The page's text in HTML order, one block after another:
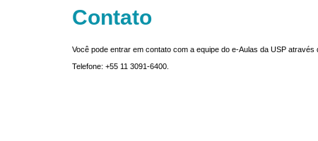
Contato
Você pode entrar em contato com a equipe do e-Aulas da USP através
Telefone: +55 11 3091-6400.